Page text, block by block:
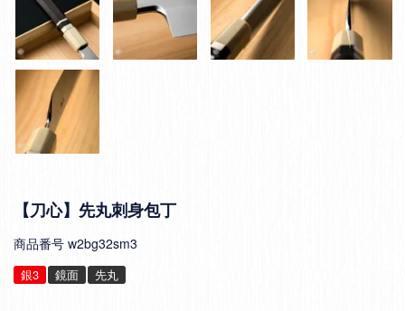
【刀心】先丸刺身包丁
商品番号 w2bg32sm3
銀3 鏡面 先丸